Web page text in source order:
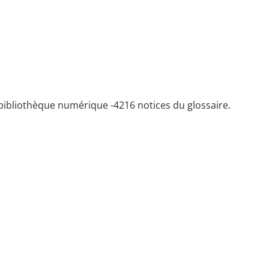
numérique -4216 notices du glossaire.